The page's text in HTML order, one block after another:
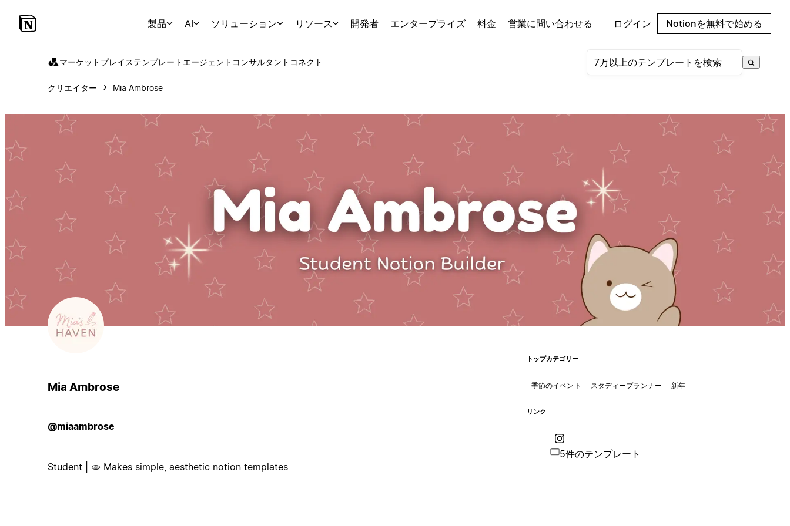
製品 AI ソリューション リソース 開発者 エンタープライズ 料金 営業に問い合わせる ログイン Notionを無料で始める
マーケットプレイステンプレート エージェント コンサルタント コネクト
クリエイター Mia Ambrose
Mia Ambrose
@miaambrose
Student | 🫓 Makes simple, aesthetic notion templates
トップカテゴリー
季節のイベント スタディープランナー 新年
リンク
5件のテンプレート